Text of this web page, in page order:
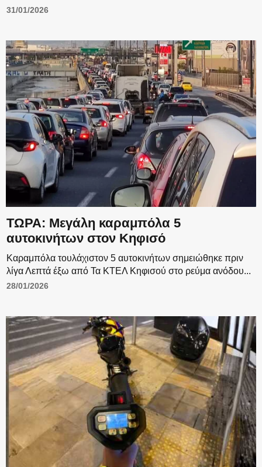
31/01/2026
ΤΩΡΑ: Μεγάλη καραμπόλα 5
αυτοκινήτων στον Κηφισό
Καραμπόλα τουλάχιστον 5 αυτοκινήτων σημειώθηκε πριν
λίγα Λεπτά έξω από Τα ΚΤΕΛ Κηφισού στο ρεύμα ανόδου...
28/01/2026